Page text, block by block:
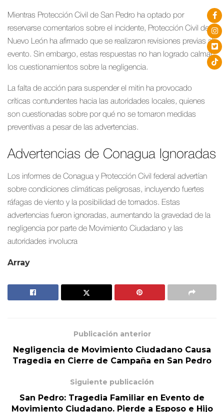
Mientras Protección Civil de San Pedro ha optado por
reservarse comentarios sobre el incidente, Protección Civil de
Nuevo León ha afirmado que se realizaron revisiones previas al
evento. Sin embargo, estas respuestas no han logrado calmar
los cuestionamientos sobre la negligencia.
La falta de acción para suspender el mitin ha provocado
críticas contundentes hacia las autoridades locales, quienes
son cuestionadas sobre por qué no se tomaron medidas
preventivas a pesar de las advertencias.
Advertencias de Conagua Ignoradas
Los informes de Conagua y Protección Civil federal advertían
sobre condiciones climáticas peligrosas, incluyendo fuertes
ráfagas de viento y la posibilidad de tornados. Estas
advertencias fueron ignoradas, aumentando la gravedad de la
negligencia por parte de Movimiento Ciudadano y las
autoridades involucra
Array
Publicación anterior
Negligencia de Movimiento Ciudadano Causa
Tragedia en Cierre de Campaña en San Pedro
Siguiente publicación
San Pedro: Tragedia Familiar en Evento de
Movimiento Ciudadano. Pierde a Esposo e Hijo